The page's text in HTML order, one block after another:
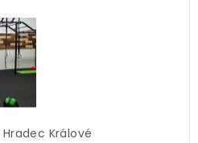
Králové